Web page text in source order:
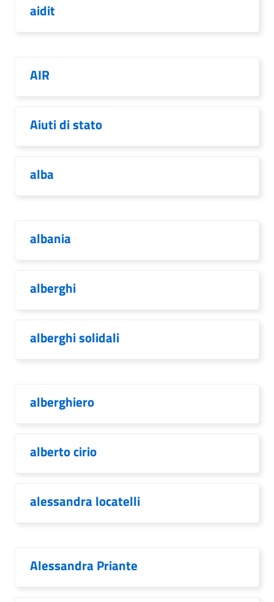
aidit
AIR
Aiuti di stato
alba
albania
alberghi
alberghi solidali
alberghiero
alberto cirio
alessandra locatelli
Alessandra Priante